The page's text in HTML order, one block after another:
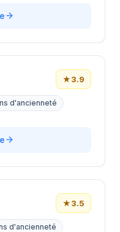
★3.9
d'ancienneté
★3.5
d'ancienneté